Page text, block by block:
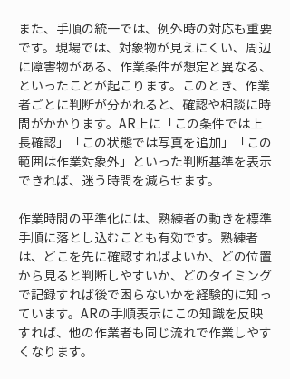
また、手順の統一では、例外時の対応も重要
です。現場では、対象物が見えにくい、周辺
に障害物がある、作業条件が想定と異なる、
といったことが起こります。このとき、作業
者ごとに判断が分かれると、確認や相談に時
間がかかります。AR上に「この条件では上
長確認」「この状態では写真を追加」「この
範囲は作業対象外」といった判断基準を表示
できれば、迷う時間を減らせます。
作業時間の平準化には、熟練者の動きを標準
手順に落とし込むことも有効です。熟練者
は、どこを先に確認すればよいか、どの位置
から見ると判断しやすいか、どのタイミング
で記録すれば後で困らないかを経験的に知っ
ています。ARの手順表示にこの知識を反映
すれば、他の作業者も同じ流れで作業しやす
くなります。